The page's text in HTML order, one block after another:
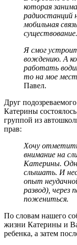
которая
радиостанций
мобильная
существование.
Я смог
вождению. А
работать
то на мое
Павел.
Друг
Катерины
группой из
прав:
Хочу
внимание на
Катерины.
слышать. И
опыт
развод), через
пожениться.
По словам нашего
жизни Катерины и
ребенка, а затем